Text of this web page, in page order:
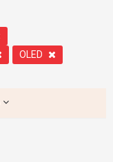
OLED